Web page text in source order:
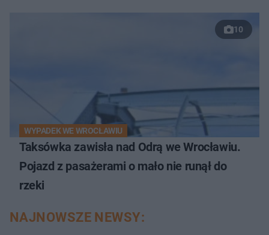
10
WYPADEK WE WROCŁAWIU
Taksówka zawisła nad Odrą we Wrocławiu.
Pojazd z pasażerami o mało nie runął do
rzeki
NAJNOWSZE NEWSY: